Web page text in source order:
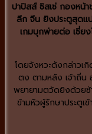
ปาปิสส์ ซิสเซ่ กองหน้า
ลีก จีน ยิงประตูสุดแ
เกมบุกพ่ายต่อ เซี่ย
โดยจังหวะดังกล่าวเ
ตง ตามหลัง เจ้าถิ่น
พยายามตวัดยิงด้วยซ้
ข้ามหัวผู้รักษาประตูเ